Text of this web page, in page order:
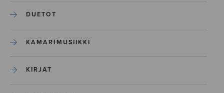
DUETOT
KAMARIMUSIIKKI
KIRJAT